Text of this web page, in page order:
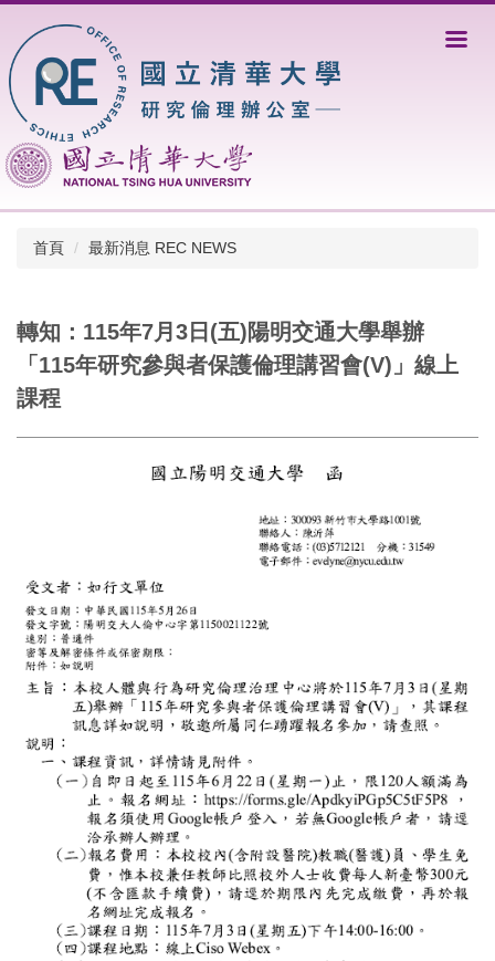
到
主
要
內
區
首頁 最新消息 REC NEWS
轉知：115年7月3日(五)陽明交通大學舉辦
「115年研究參與者保護倫理講習會(V)」線上
課程